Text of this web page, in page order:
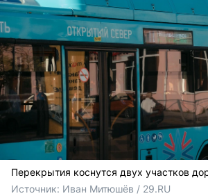
Перекрытия коснутся двух участков
Источник: Иван Митюшёв / 29.RU